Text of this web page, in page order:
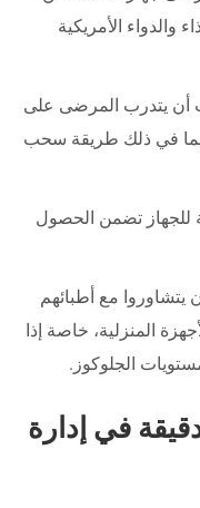
والدواء الأمريكية
أن يتدرب المرضى على
بما في ذلك طريقة سحب
للجهاز تضمن الحصول
مع أطبائهم
المنزلية، خاصة إذا
الجلوكوز.
في إدارة